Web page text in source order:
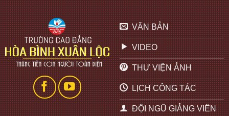
VĂN BẢN
VIDEO
THƯ VIỆN ẢNH
LỊCH CÔNG TÁC
ĐỘI NGŨ GIẢNG VIÊN